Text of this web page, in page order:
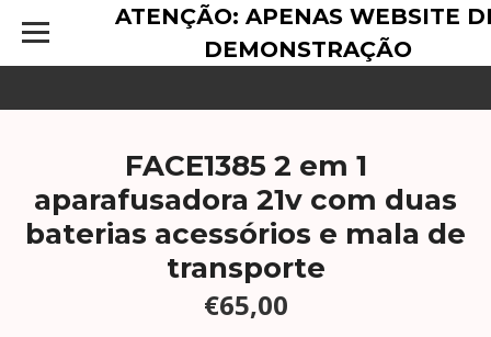
ATENÇÃO: APENAS WEBSITE
DEMONSTRAÇÃO
FACE1385 2 em 1
aparafusadora 21v com duas
baterias acessórios e mala de
transporte
€65,00